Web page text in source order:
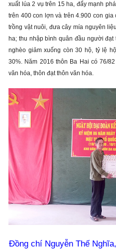
xuất lúa 2 vụ trên 15 ha, đẩy mạnh
trên 400 con lợn và trên 4.900 con
trồng vật nuôi, đưa cây mía nguyên
ha; thu nhập bình quân đầu người
nghèo giảm xuống còn 30 hộ, tỷ lệ
30%. Năm 2016 thôn Ba Hai có 76/
văn hóa, thôn đạt thôn văn hóa.
Đồng chí Nguyễn Thế